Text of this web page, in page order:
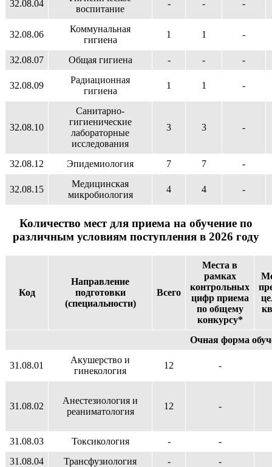
32.08.04
воспитание
- - -
32.08.06
Коммунальная
гигиена
1 1 -
32.08.07 Общая гигиена - - -
32.08.09
Радиационная
гигиена
1 1 -
32.08.10
Санитарно-
гигиенические
лабораторные
исследования
3 3 -
32.08.12 Эпидемиология 7 7 -
32.08.15
Медицинская
микробиология
4 4 -
Количество мест для приема на обучение по
различным условиям поступления в 2026 году
Код
Направление
подготовки
(специальности)
Всего
Места в
рамках
контрольных
цифр приема
по общему
конкурсу*
Очная форма
31.08.01
Акушерство и
гинекология
12 -
31.08.02
Анестезиология и
реаниматология
12 -
31.08.03 Токсикология -
-
31.08.04
Трансфузиология - -